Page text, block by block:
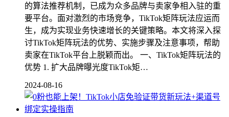
的算法推荐机制，已成为众多品牌与卖家争相入驻的重
要平台。面对激烈的市场竞争，TikTok矩阵玩法应运而
生，成为实现业务快速增长的关键策略。本文将深入探
讨TikTok矩阵玩法的优势、实施步骤及注意事项，帮助
卖家在TikTok平台上脱颖而出。 一、TikTok矩阵玩法的
优势 1. 扩大品牌曝光度TikTok矩…
2024-08-16